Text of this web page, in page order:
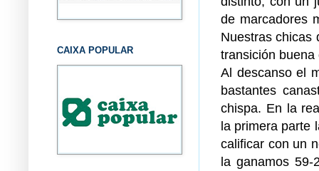
de marcadores
Nuestras chicas
transición
Al descanso el
bastantes
chispa. En la
la primera parte
calificar con un
la ganamos
CAIXA POPULAR